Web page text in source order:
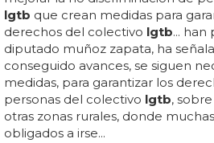
lgtb que crean medidas para
derechos del colectivo lgtb... han
diputado muñoz zapata, ha
conseguido avances, se siguen
medidas, para garantizar los
personas del colectivo lgtb,
otras zonas rurales, donde
obligados a irse...